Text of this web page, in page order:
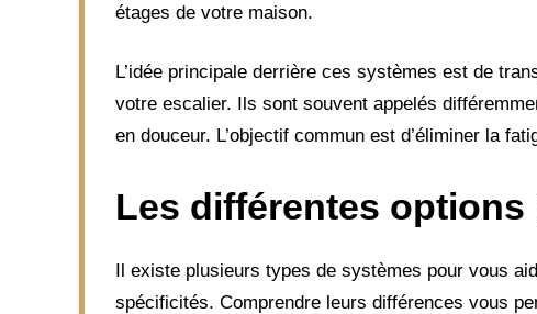
étages de votre maison.
L’idée principale derrière ces systèmes est de
votre escalier. Ils sont souvent appelés
en douceur. L’objectif commun est d’éliminer la
Les différentes
Il existe plusieurs types de systèmes pour vous
spécificités. Comprendre leurs différences vous